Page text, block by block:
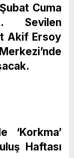
Cuma
Sevilen
Akif Ersoy
‘Korkma’
Haftası